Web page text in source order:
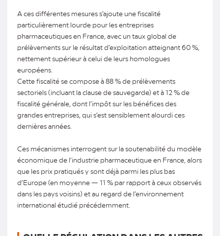
A ces différentes mesures s’ajoute une fiscalité
particulièrement lourde pour les entreprises
pharmaceutiques en France, avec un taux global de
prélèvements sur le résultat d’exploitation atteignant 60 %,
nettement supérieur à celui de leurs homologues
européens.
Cette fiscalité se compose à 88 % de prélèvements
sectoriels (incluant la clause de sauvegarde) et à 12 % de
fiscalité générale, dont l’impôt sur les bénéfices des
grandes entreprises, qui s’est sensiblement alourdi ces
dernières années.
Ces mécanismes interrogent sur la soutenabilité du modèle
économique de l’industrie pharmaceutique en France, alors
que les prix pratiqués y sont déjà parmi les plus bas
d’Europe (en moyenne — 11 % par rapport à ceux observés
dans les pays voisins) et au regard de l’environnement
international étudié précédemment.